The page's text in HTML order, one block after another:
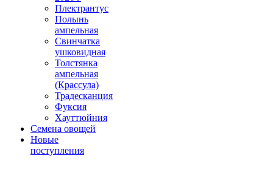
Плектрантус
Полынь
ампельная
Свинчатка
ушковидная
Толстянка
ампельная
(Крассула)
Традесканция
Фуксия
Хауттюйния
Семена овощей
Новые
поступления